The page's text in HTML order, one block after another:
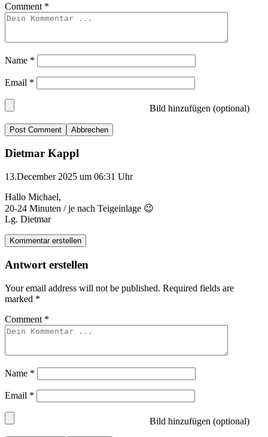
Comment *
Name *
Email *
Bild hinzufügen (optional)
Abbrechen
Dietmar Kappl
13.December 2025 um 06:31 Uhr
Hallo Michael,
20-24 Minuten / je nach Teigeinlage 😉
Lg. Dietmar
Kommentar erstellen
Antwort erstellen
Your email address will not be published. Required fields are
marked *
Comment *
Name *
Email *
Bild hinzufügen (optional)